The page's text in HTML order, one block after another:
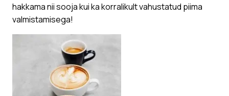
hakkama nii sooja kui ka korralikult vahustatud piima
valmistamisega!